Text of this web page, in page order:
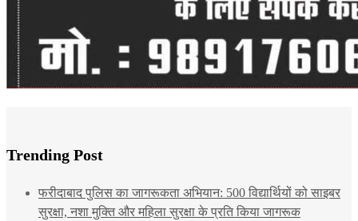
Trending Post
फरीदाबाद पुलिस का जागरूकता अभियान: 500 विद्यार्थियों को साइबर
सुरक्षा, नशा मुक्ति और महिला सुरक्षा के प्रति किया जागरूक